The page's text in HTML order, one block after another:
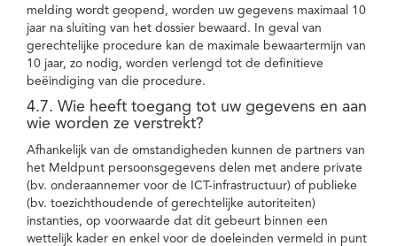
melding wordt geopend, worden uw gegevens maximaal 10
jaar na sluiting van het dossier bewaard. In geval van
gerechtelijke procedure kan de maximale bewaartermijn van
10 jaar, zo nodig, worden verlengd tot de definitieve
beëindiging van die procedure.
4.7. Wie heeft toegang tot uw gegevens en aan
wie worden ze verstrekt?
Afhankelijk van de omstandigheden kunnen de partners van
het Meldpunt persoonsgegevens delen met andere private
(bv. onderaannemer voor de ICT-infrastructuur) of publieke
(bv. toezichthoudende of gerechtelijke autoriteiten)
instanties, op voorwaarde dat dit gebeurt binnen een
wettelijk kader en enkel voor de doeleinden vermeld in punt